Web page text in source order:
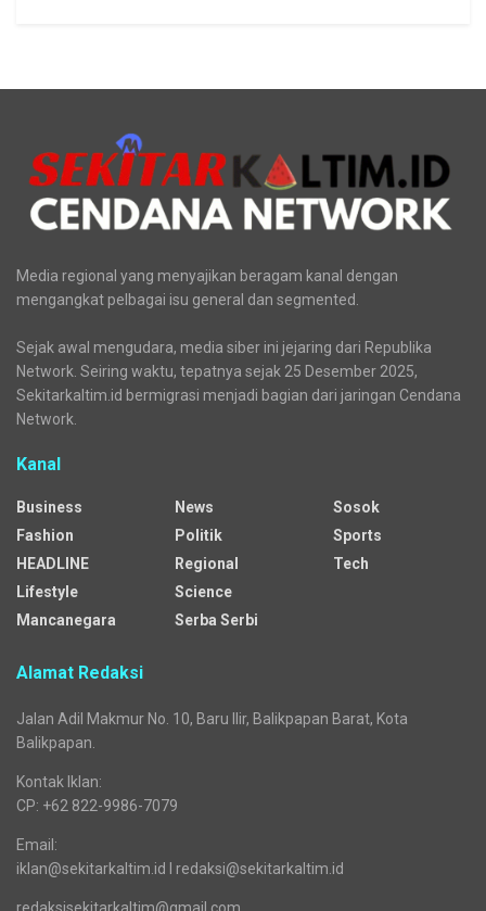
Terkini
Provinsi
di Kota Bontang
Aliansi Penjaga Situs Cipujangga: Bentuk Tim Kajian
mengangkat pelbagai isu general dan segmented.
Sejak awal mengudara, media siber ini jejaring dari Republika
Network. Seiring waktu, tepatnya sejak 25 Desember 2025,
Network.